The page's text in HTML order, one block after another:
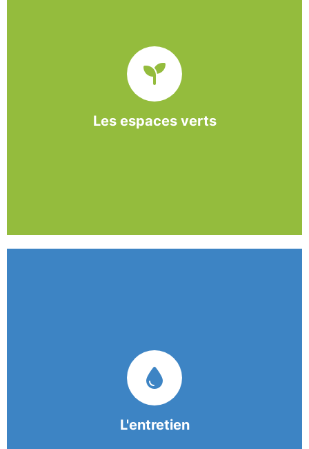
Les espaces verts
paysager, l’association BASE propose et réalise
des interventions à la demande des entreprises et
collectivités locales.
L'entretien
garantissent une prestation de nettoyage de
qualité.